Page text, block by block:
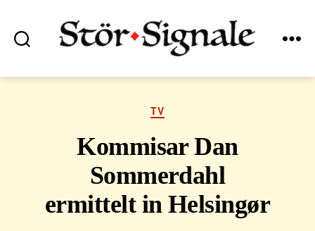
Kategorien
TV
Kommisar Dan
Sommerdahl
ermittelt in Helsingør